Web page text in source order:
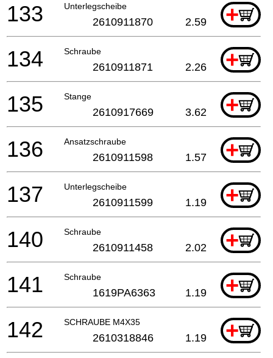
Unterlegscheibe +
133 2610911870 2.59
Schraube +
134 2610911871 2.26
Stange +
135 2610917669 3.62
Ansatzschraube +
136 2610911598 1.57
Unterlegscheibe +
137 2610911599 1.19
Schraube +
140 2610911458 2.02
Schraube +
141 1619PA6363 1.19
SCHRAUBE M4X35 +
142 2610318846 1.19